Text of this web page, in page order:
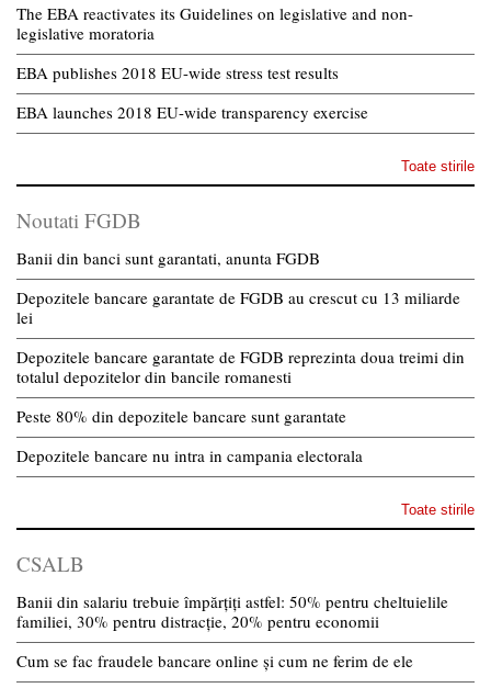
The EBA reactivates its Guidelines on legislative and non-
legislative moratoria
EBA publishes 2018 EU-wide stress test results
EBA launches 2018 EU-wide transparency exercise
Toate stirile
Noutati FGDB
Banii din banci sunt garantati, anunta FGDB
Depozitele bancare garantate de FGDB au crescut cu 13 miliarde
lei
Depozitele bancare garantate de FGDB reprezinta doua treimi din
totalul depozitelor din bancile romanesti
Peste 80% din depozitele bancare sunt garantate
Depozitele bancare nu intra in campania electorala
Toate stirile
CSALB
Banii din salariu trebuie împărțiți astfel: 50% pentru cheltuielile
familiei, 30% pentru distracție, 20% pentru economii
Cum se fac fraudele bancare online și cum ne ferim de ele